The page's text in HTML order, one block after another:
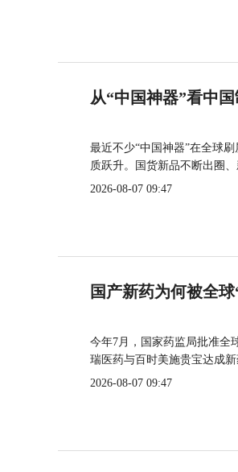
从“中国神器”看中
最近不少“中国神器”在全球
质跃升。国货新品不断出圈
2026-08-07 09:47
国产新药为何被全球
今年7月，国家药监局批准全
瑞医药与百时美施贵宝达成
2026-08-07 09:47